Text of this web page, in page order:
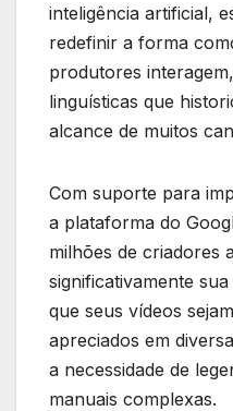
inteligência artificial,
redefinir a forma
produtores
linguísticas que
alcance de muitos
Com suporte para
a plataforma do
milhões de criadores
significativamente
que seus vídeos
apreciados em
a necessidade de
manuais complexas.